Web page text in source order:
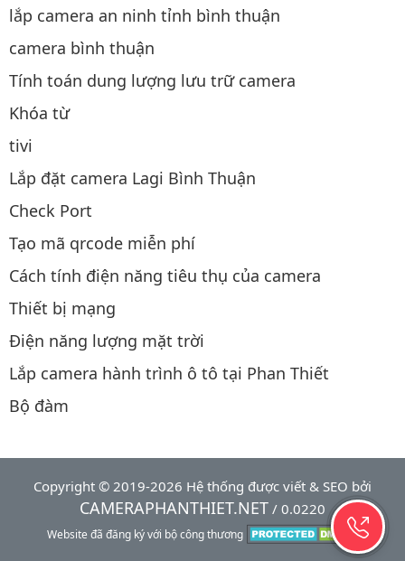
lắp camera an ninh tỉnh bình thuận
camera bình thuận
Tính toán dung lượng lưu trữ camera
Khóa từ
tivi
Lắp đặt camera Lagi Bình Thuận
Check Port
Tạo mã qrcode miễn phí
Cách tính điện năng tiêu thụ của camera
Thiết bị mạng
Điện năng lượng mặt trời
Lắp camera hành trình ô tô tại Phan Thiết
Bộ đàm
Copyright © 2019-2026 Hệ thống được viết & SEO bởi
CAMERAPHANTHIET.NET / 0.0220
Website đã đăng ký với bộ công thương